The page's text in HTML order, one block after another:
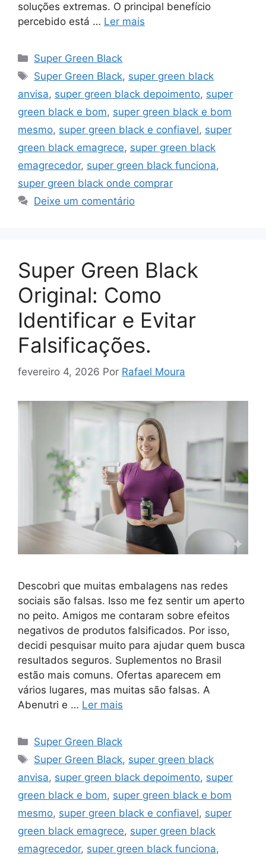
soluções extremas. O principal benefício
percebido está … Ler mais
Categorias
Super Green Black
Tags
Super Green Black, super green black
anvisa, super green black depoimento, super
green black e bom, super green black e bom
mesmo, super green black e confiavel, super
green black emagrece, super green black
emagrecedor, super green black funciona,
super green black onde comprar
Deixe um comentário
Super Green Black
Original: Como
Identificar e Evitar
Falsificações.
fevereiro 4, 2026 Por Rafael Moura
Descobri que muitas embalagens nas redes
sociais são falsas. Isso me fez sentir um aperto
no peito. Amigos me contaram sobre efeitos
negativos de produtos falsificados. Por isso,
decidi pesquisar muito para ajudar quem busca
resultados seguros. Suplementos no Brasil
estão mais comuns. Ofertas aparecem em
vários lugares, mas muitas são falsas. A
Abenutri e … Ler mais
Categorias
Super Green Black
Tags
Super Green Black, super green black
anvisa, super green black depoimento, super
green black e bom, super green black e bom
mesmo, super green black e confiavel, super
green black emagrece, super green black
emagrecedor, super green black funciona,